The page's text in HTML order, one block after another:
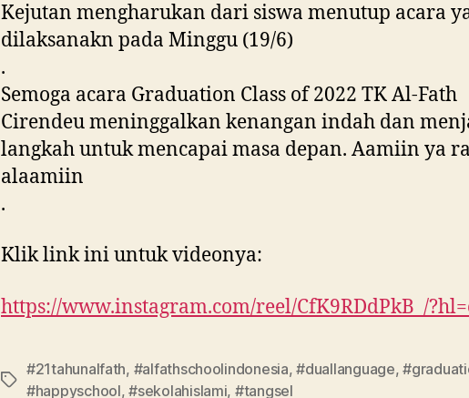
Kejutan mengharukan dari siswa menutup acara
dilaksanakn pada Minggu (19/6)
.
Semoga acara Graduation Class of 2022 TK Al-Fath
Cirendeu meninggalkan kenangan indah dan
langkah untuk mencapai masa depan. Aamiin ya
alaamiin
.
Klik link ini untuk videonya:
https://www.instagram.com/reel/CfK9RDdPkB_/
#21tahunalfath, #alfathschoolindonesia,#duallanguage,
#happyschool,#sekolahislami, #tangsel